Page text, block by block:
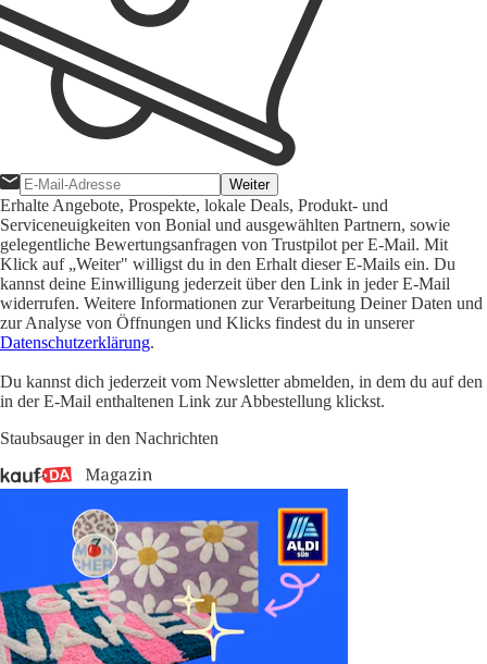
Weiter
Erhalte Angebote, Prospekte, lokale Deals, Produkt- und
Serviceneuigkeiten von Bonial und ausgewählten Partnern, sowie
gelegentliche Bewertungsanfragen von Trustpilot per E-Mail. Mit
Klick auf „Weiter" willigst du in den Erhalt dieser E-Mails ein. Du
kannst deine Einwilligung jederzeit über den Link in jeder E-Mail
widerrufen. Weitere Informationen zur Verarbeitung Deiner Daten und
zur Analyse von Öffnungen und Klicks findest du in unserer
Datenschutzerklärung.
Du kannst dich jederzeit vom Newsletter abmelden, in dem du auf den
in der E-Mail enthaltenen Link zur Abbestellung klickst.
Staubsauger in den Nachrichten